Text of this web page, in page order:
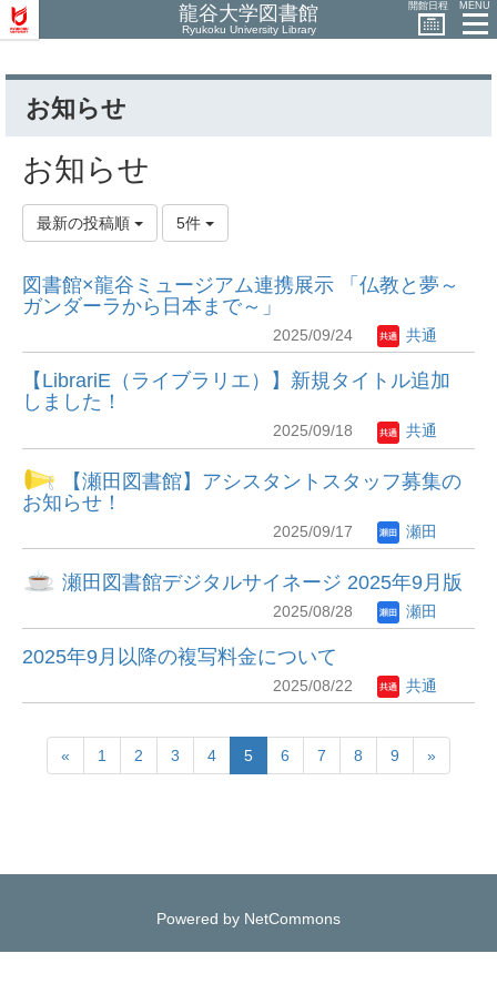
龍谷大学図書館
Ryukoku University Library
開館日程 MENU
お知らせ
お知らせ
最新の投稿順 5件
図書館×龍谷ミュージアム連携展示 「仏教と夢～
ガンダーラから日本まで～」
2025/09/24 共通
【LibrariE（ライブラリエ）】新規タイトル追加
しました！
2025/09/18 共通
【瀬田図書館】アシスタントスタッフ募集の
お知らせ！
2025/09/17 瀬田
瀬田図書館デジタルサイネージ 2025年9月版
2025/08/28 瀬田
2025年9月以降の複写料金について
2025/08/22 共通
« 1 2 3 4 5 6 7 8 9 »
Powered by NetCommons